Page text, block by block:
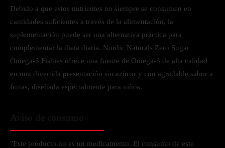
Debido a que estos nutrientes no siempre se consumen en
cantidades suficientes a través de la alimentación, la
suplementación puede ser una alternativa práctica para
complementar la dieta diaria. Nordic Naturals Zero Sugar
Omega-3 Fishies ofrece una fuente de Omega-3 de alta calidad
en una divertida presentación sin azúcar y con agradable sabor a
frutas, diseñada especialmente para niños.
"Este producto no es un medicamento. El consumo de este